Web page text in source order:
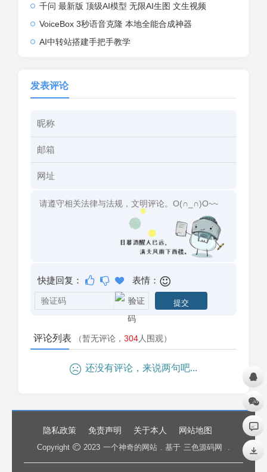
千问 最新版 顶级AI模型 无限AI生图 文生视频
VoiceBox 3秒语音克隆 本地全能合成神器
AI中转站搭建手把手教学
发表评论
快捷回复： 表情：
评论列表 （暂无评论， 304人围观）
还没有评论，来说两句吧...
隐私政策 免责声明 关于本人 网站地图
Copyright 2023 一个神奇的网站 . 基于 三色源码网